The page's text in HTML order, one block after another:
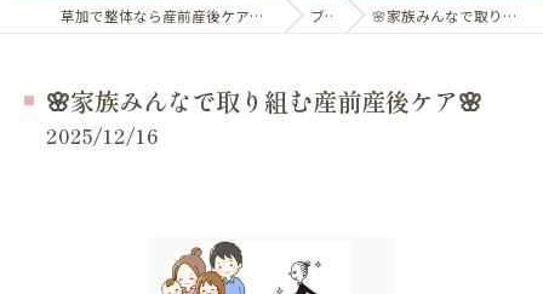
草加で整体なら産前産後ケア専門 かおりビューティサロン ブログ 🌸家族みんなで取り組む産前産後ケア🌸
🌸家族みんなで取り組む産前産後ケア🌸
2025/12/16